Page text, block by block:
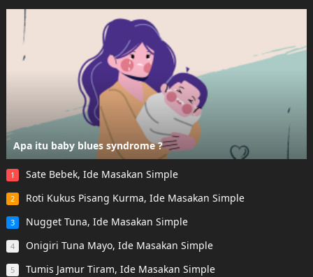
Apa itu baby blues syndrome ?
1 Sate Bebek, Ide Masakan Simple
2 Roti Kukus Pisang Kurma, Ide Masakan Simple
3 Nugget Tuna, Ide Masakan Simple
4 Onigiri Tuna Mayo, Ide Masakan Simple
5 Tumis Jamur Tiram, Ide Masakan Simple